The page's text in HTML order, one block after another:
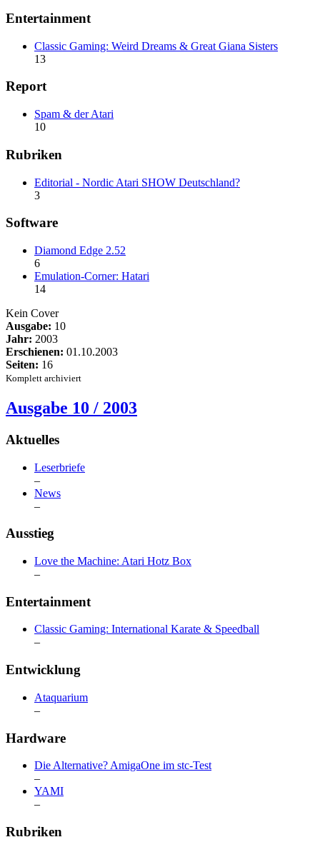
Entertainment
Classic Gaming: Weird Dreams & Great Giana Sisters
13
Report
Spam & der Atari
10
Rubriken
Editorial - Nordic Atari SHOW Deutschland?
3
Software
Diamond Edge 2.52
6
Emulation-Corner: Hatari
14
Kein Cover
Ausgabe: 10
Jahr: 2003
Erschienen: 01.10.2003
Seiten: 16
Komplett archiviert
Ausgabe 10 / 2003
Aktuelles
Leserbriefe
–
News
–
Ausstieg
Love the Machine: Atari Hotz Box
–
Entertainment
Classic Gaming: International Karate & Speedball
–
Entwicklung
Ataquarium
–
Hardware
Die Alternative? AmigaOne im stc-Test
–
YAMI
–
Rubriken